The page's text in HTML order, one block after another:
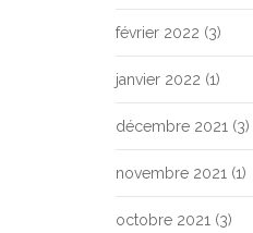
février 2022 (3)
janvier 2022 (1)
décembre 2021 (3)
novembre 2021 (1)
octobre 2021 (3)